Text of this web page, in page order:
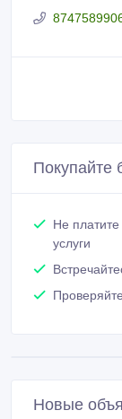
Покупайте
Не
услуги
Новые